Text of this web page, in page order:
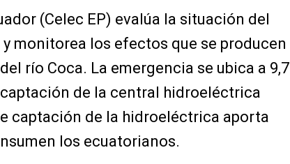
(Celec EP) evalúa la situación del
monitorea los efectos que se producen
río Coca. La emergencia se ubica a 9,7
de la central hidroeléctrica
captación de la hidroeléctrica aporta
los ecuatorianos.